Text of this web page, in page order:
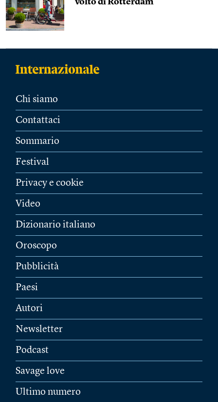
volto di Rotterdam
Chi siamo
Contattaci
Sommario
Festival
Privacy e cookie
Video
Dizionario italiano
Oroscopo
Pubblicità
Paesi
Autori
Newsletter
Podcast
Savage love
Ultimo numero